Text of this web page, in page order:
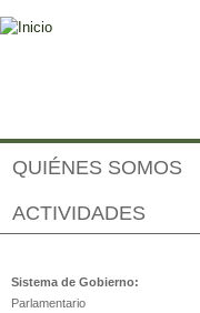
QUIÉNES SOMOS
ACTIVIDADES
Marruecos
Sistema de Gobierno:
Parlamentario